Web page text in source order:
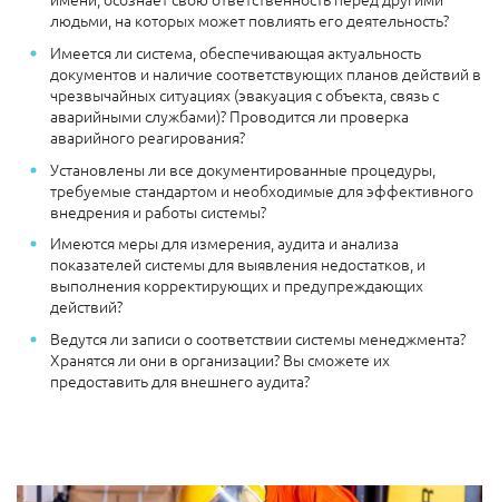
людьми, на которых может повлиять его деятельность?
Имеется ли система, обеспечивающая актуальность
документов и наличие соответствующих планов действий в
чрезвычайных ситуациях (эвакуация с объекта, связь с
аварийными службами)? Проводится ли проверка
аварийного реагирования?
Установлены ли все документированные процедуры,
требуемые стандартом и необходимые для эффективного
внедрения и работы системы?
Имеются меры для измерения, аудита и анализа
показателей системы для выявления недостатков, и
выполнения корректирующих и предупреждающих
действий?
Ведутся ли записи о соответствии системы менеджмента?
Хранятся ли они в организации? Вы сможете их
предоставить для внешнего аудита?